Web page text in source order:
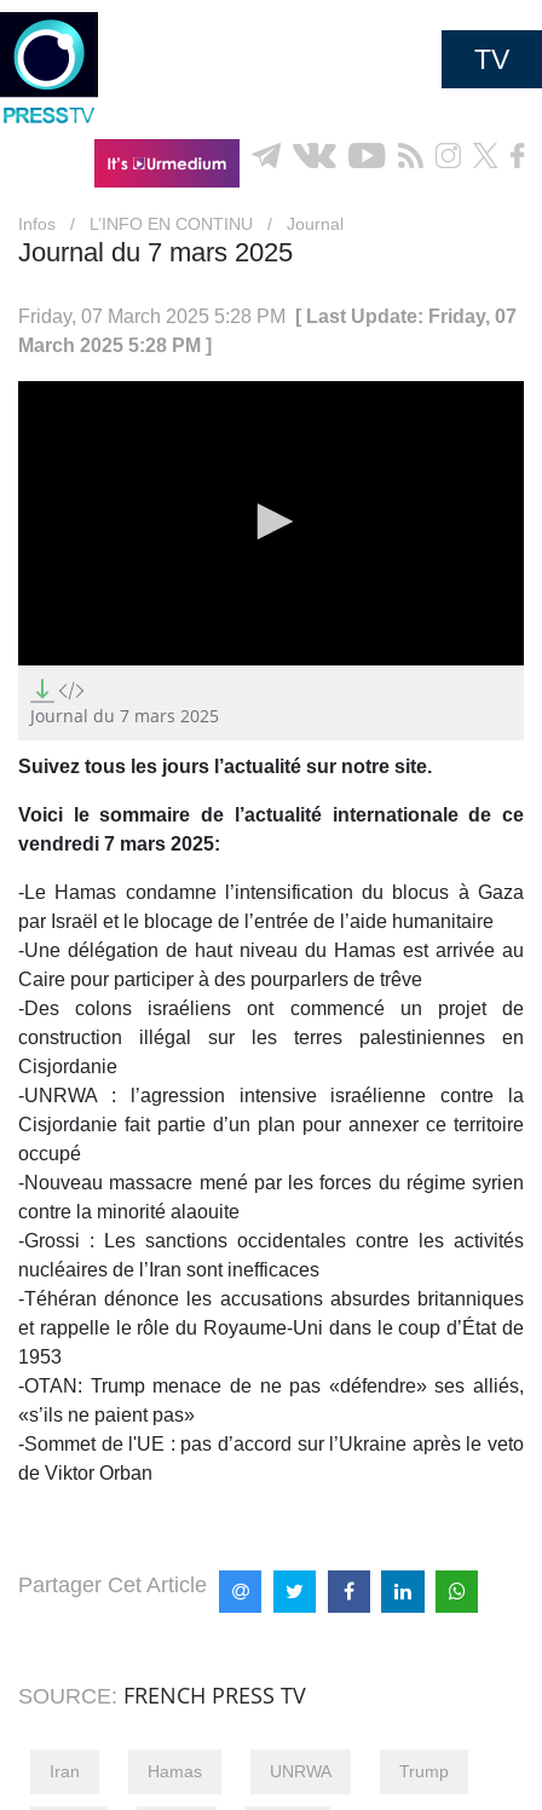
TV
Infos / L’INFO EN CONTINU / Journal
Journal du 7 mars 2025
Friday, 07 March 2025 5:28 PM
[ Last Update: Friday, 07
March 2025 5:28 PM ]
seconds
of
17
22
Journal du 7 mars 2025
Suivez tous les jours l’actualité sur notre site.
Voici le sommaire de l’actualité internationale de ce
vendredi 7 mars 2025:
-Le Hamas condamne l’intensification du blocus à Gaza
par Israël et le blocage de l’entrée de l’aide humanitaire
-Une délégation de haut niveau du Hamas est arrivée au
Caire pour participer à des pourparlers de trêve
-Des colons israéliens ont commencé un projet de
construction illégal sur les terres palestiniennes en
Cisjordanie
-UNRWA : l’agression intensive israélienne contre la
Cisjordanie fait partie d’un plan pour annexer ce territoire
occupé
-Nouveau massacre mené par les forces du régime syrien
contre la minorité alaouite
-Grossi : Les sanctions occidentales contre les activités
nucléaires de l’Iran sont inefficaces
-Téhéran dénonce les accusations absurdes britanniques
et rappelle le rôle du Royaume-Uni dans le coup d’État de
1953
-OTAN: Trump menace de ne pas «défendre» ses alliés,
«s’ils ne paient pas»
-Sommet de l'UE : pas d’accord sur l’Ukraine après le veto
de Viktor Orban
Partager Cet Article
SOURCE: FRENCH PRESS TV
Iran Hamas UNRWA Trump